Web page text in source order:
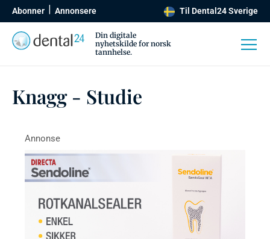
Abonner Annonsere Til Dental24 Sverige
Din digitale
nyhetskilde for norsk
tannhelse.
Knagg - Studie